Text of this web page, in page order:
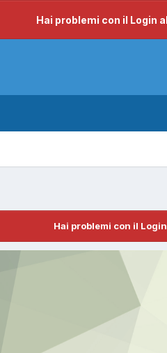
Hai problemi con il Login
Hai problemi con il